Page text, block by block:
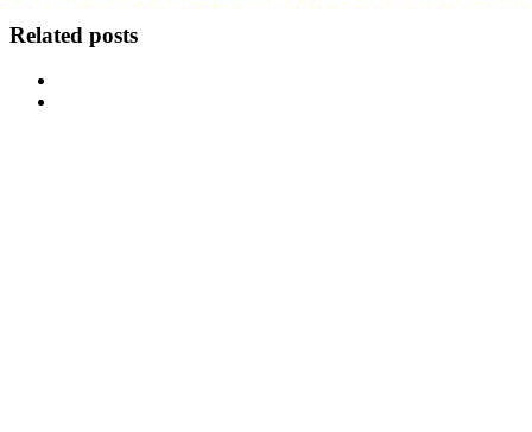
Related posts